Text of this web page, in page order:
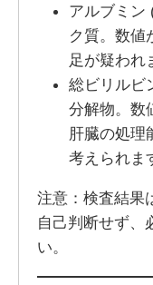
アルブミン
ク質。数値
足が疑われ
総ビリルビ
分解物。数
肝臓の処理
考えられま
注意：検査結果
自己判断せず、
い。